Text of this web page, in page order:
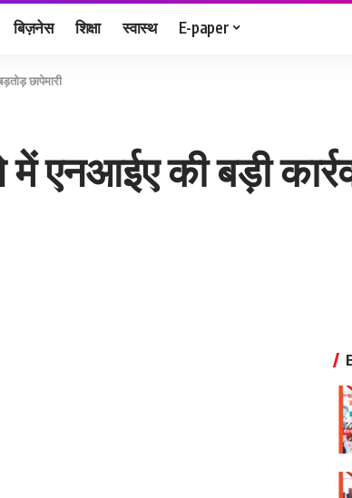
बिज़नेस शिक्षा स्वास्थ E-paper
छापेमारी
की बड़ी